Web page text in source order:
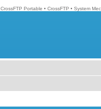
CrossFTP Portable • CrossFTP • System